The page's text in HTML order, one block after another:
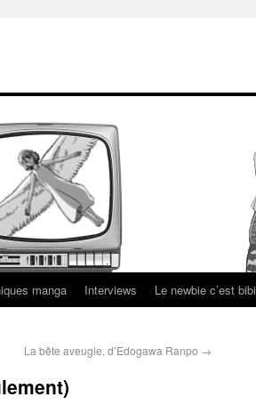
manga Interviews Le newbie c’est bibi
La bête aveugle, d’Edogawa Ranpo →